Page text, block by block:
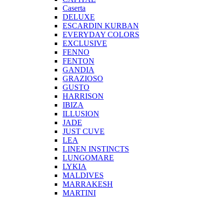
Caserta
DELUXE
ESCARDIN KURBAN
EVERYDAY COLORS
EXCLUSIVE
FENNO
FENTON
GANDIA
GRAZIOSO
GUSTO
HARRISON
IBIZA
ILLUSION
JADE
JUST CUVE
LEA
LINEN INSTINCTS
LUNGOMARE
LYKIA
MALDIVES
MARRAKESH
MARTINI